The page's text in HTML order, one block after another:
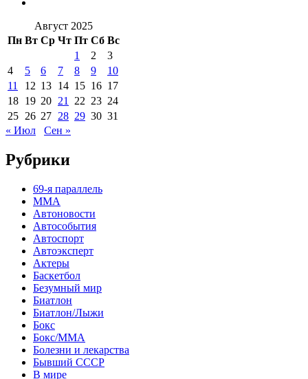
Август 2025
Пн Вт Ср Чт Пт Сб Вс
1
2
3
4
5 6 7 8 9
10
11
12 13 14 15 16 17
18 19 20 21 22 23 24
25 26 27 28 29 30 31
« Июл
Сен »
Рубрики
69-я параллель
MMA
Автоновости
Автособытия
Автоспорт
Автоэксперт
Актеры
Баскетбол
Безумный мир
Биатлон
Биатлон/Лыжи
Бокс
Бокс/MMA
Болезни и лекарства
Бывший СССР
В мире